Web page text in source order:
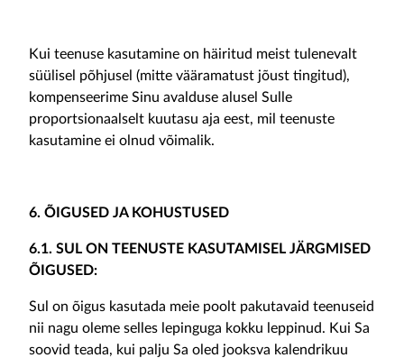
Kui teenuse kasutamine on häiritud meist tulenevalt
süülisel põhjusel (mitte vääramatust jõust tingitud),
kompenseerime Sinu avalduse alusel Sulle
proportsionaalselt kuutasu aja eest, mil teenuste
kasutamine ei olnud võimalik.
6. ÕIGUSED JA KOHUSTUSED
6.1. SUL ON TEENUSTE KASUTAMISEL JÄRGMISED
ÕIGUSED:
Sul on õigus kasutada meie poolt pakutavaid teenuseid
nii nagu oleme selles lepinguga kokku leppinud. Kui Sa
soovid teada, kui palju Sa oled jooksva kalendrikuu